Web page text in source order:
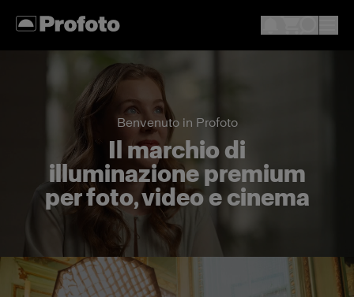
Benvenuto in Profoto
Il marchio di
illuminazione premium
per foto, video e cinema